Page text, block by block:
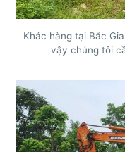
Khác hàng tại Bắc
vậy chúng tôi